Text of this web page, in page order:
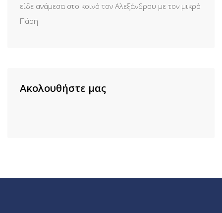
είδε ανάμεσα στο κοινό τον Αλεξάνδρου με τον μικρό
Πάρη
Ακολουθήστε μας